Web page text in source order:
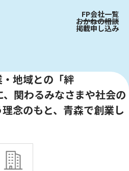
FP会社一覧
おかねの相談
掲載申し込み
地域との「絆
、関わるみなさまや社会の
念のもと、青森で創業し